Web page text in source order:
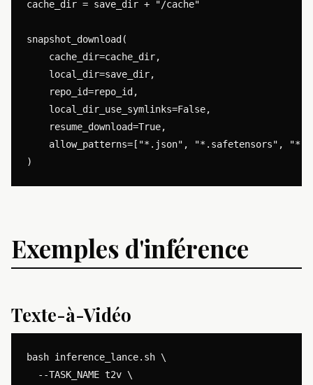
cache_dir = save_dir + "/cache"
snapshot_download(
    cache_dir=cache_dir,
    local_dir=save_dir,
    repo_id=repo_id,
    local_dir_use_symlinks=False,
    resume_download=True,
allow_patterns=["*.json", "*.safetensors",
Exemples d'inférence
Texte-à-Vidéo
bash inference_lance.sh \
  --TASK_NAME t2v \